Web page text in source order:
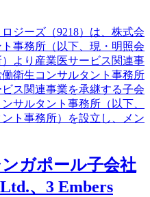
ジーズ（9218）は、株式会
事務所（以下、現・明照会
より産業医サービス関連事
衛生コンサルタント事務所
ス関連事業を承継する子会
サルタント事務所（以下、
ト事務所）を設立し、メン
ガポール子会社
、3 Embers